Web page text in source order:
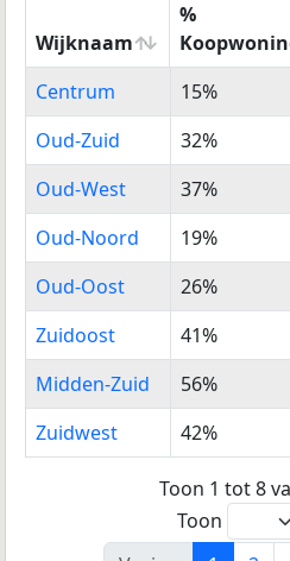
Wijknaam
%
Wijknaam
%
Centrum 15%
Oud-Zuid
32%
Oud-West
37%
Oud-Noord
19%
Oud-Oost
26%
Zuidoost
41%
Midden-Zuid
56%
Zuidwest
42%
Toon 1 tot 8
Toon